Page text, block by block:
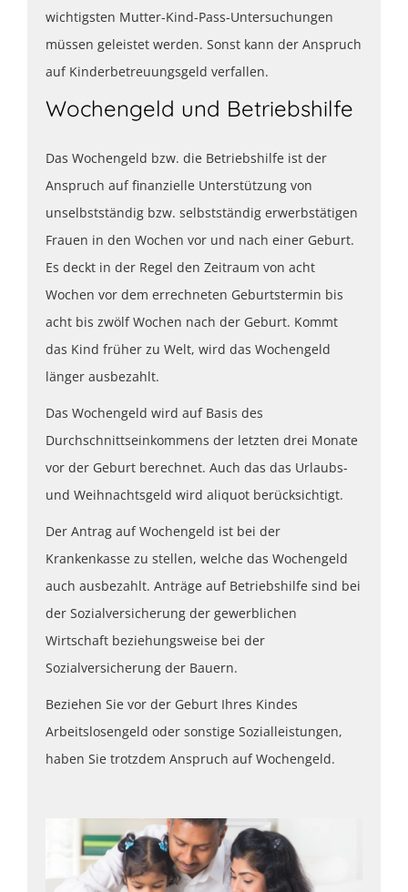
wichtigsten Mutter-Kind-Pass-Untersuchungen
müssen geleistet werden. Sonst kann der Anspruch
auf Kinderbetreuungsgeld verfallen.
Wochengeld und Betriebshilfe
Das Wochengeld bzw. die Betriebshilfe ist der
Anspruch auf finanzielle Unterstützung von
unselbstständig bzw. selbstständig erwerbstätigen
Frauen in den Wochen vor und nach einer Geburt.
Es deckt in der Regel den Zeitraum von acht
Wochen vor dem errechneten Geburtstermin bis
acht bis zwölf Wochen nach der Geburt. Kommt
das Kind früher zu Welt, wird das Wochengeld
länger ausbezahlt.
Das Wochengeld wird auf Basis des
Durchschnittseinkommens der letzten drei Monate
vor der Geburt berechnet. Auch das das Urlaubs-
und Weihnachtsgeld wird aliquot berücksichtigt.
Der Antrag auf Wochengeld ist bei der
Krankenkasse zu stellen, welche das Wochengeld
auch ausbezahlt. Anträge auf Betriebshilfe sind bei
der Sozialversicherung der gewerblichen
Wirtschaft beziehungsweise bei der
Sozialversicherung der Bauern.
Beziehen Sie vor der Geburt Ihres Kindes
Arbeitslosengeld oder sonstige Sozialleistungen,
haben Sie trotzdem Anspruch auf Wochengeld.